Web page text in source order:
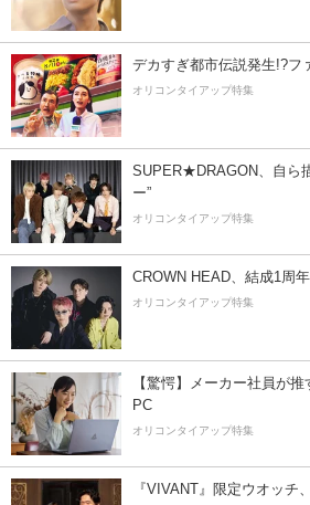
デカすぎ都市伝説発生!?フ
オリコンタイアップ特集
SUPER★DRAGON、自ら
ー”
オリコンタイアップ特集
CROWN HEAD、結成1周
オリコンタイアップ特集
【驚愕】メーカー社員が
PC
オリコンタイアップ特集
『VIVANT』限定ウオッチ